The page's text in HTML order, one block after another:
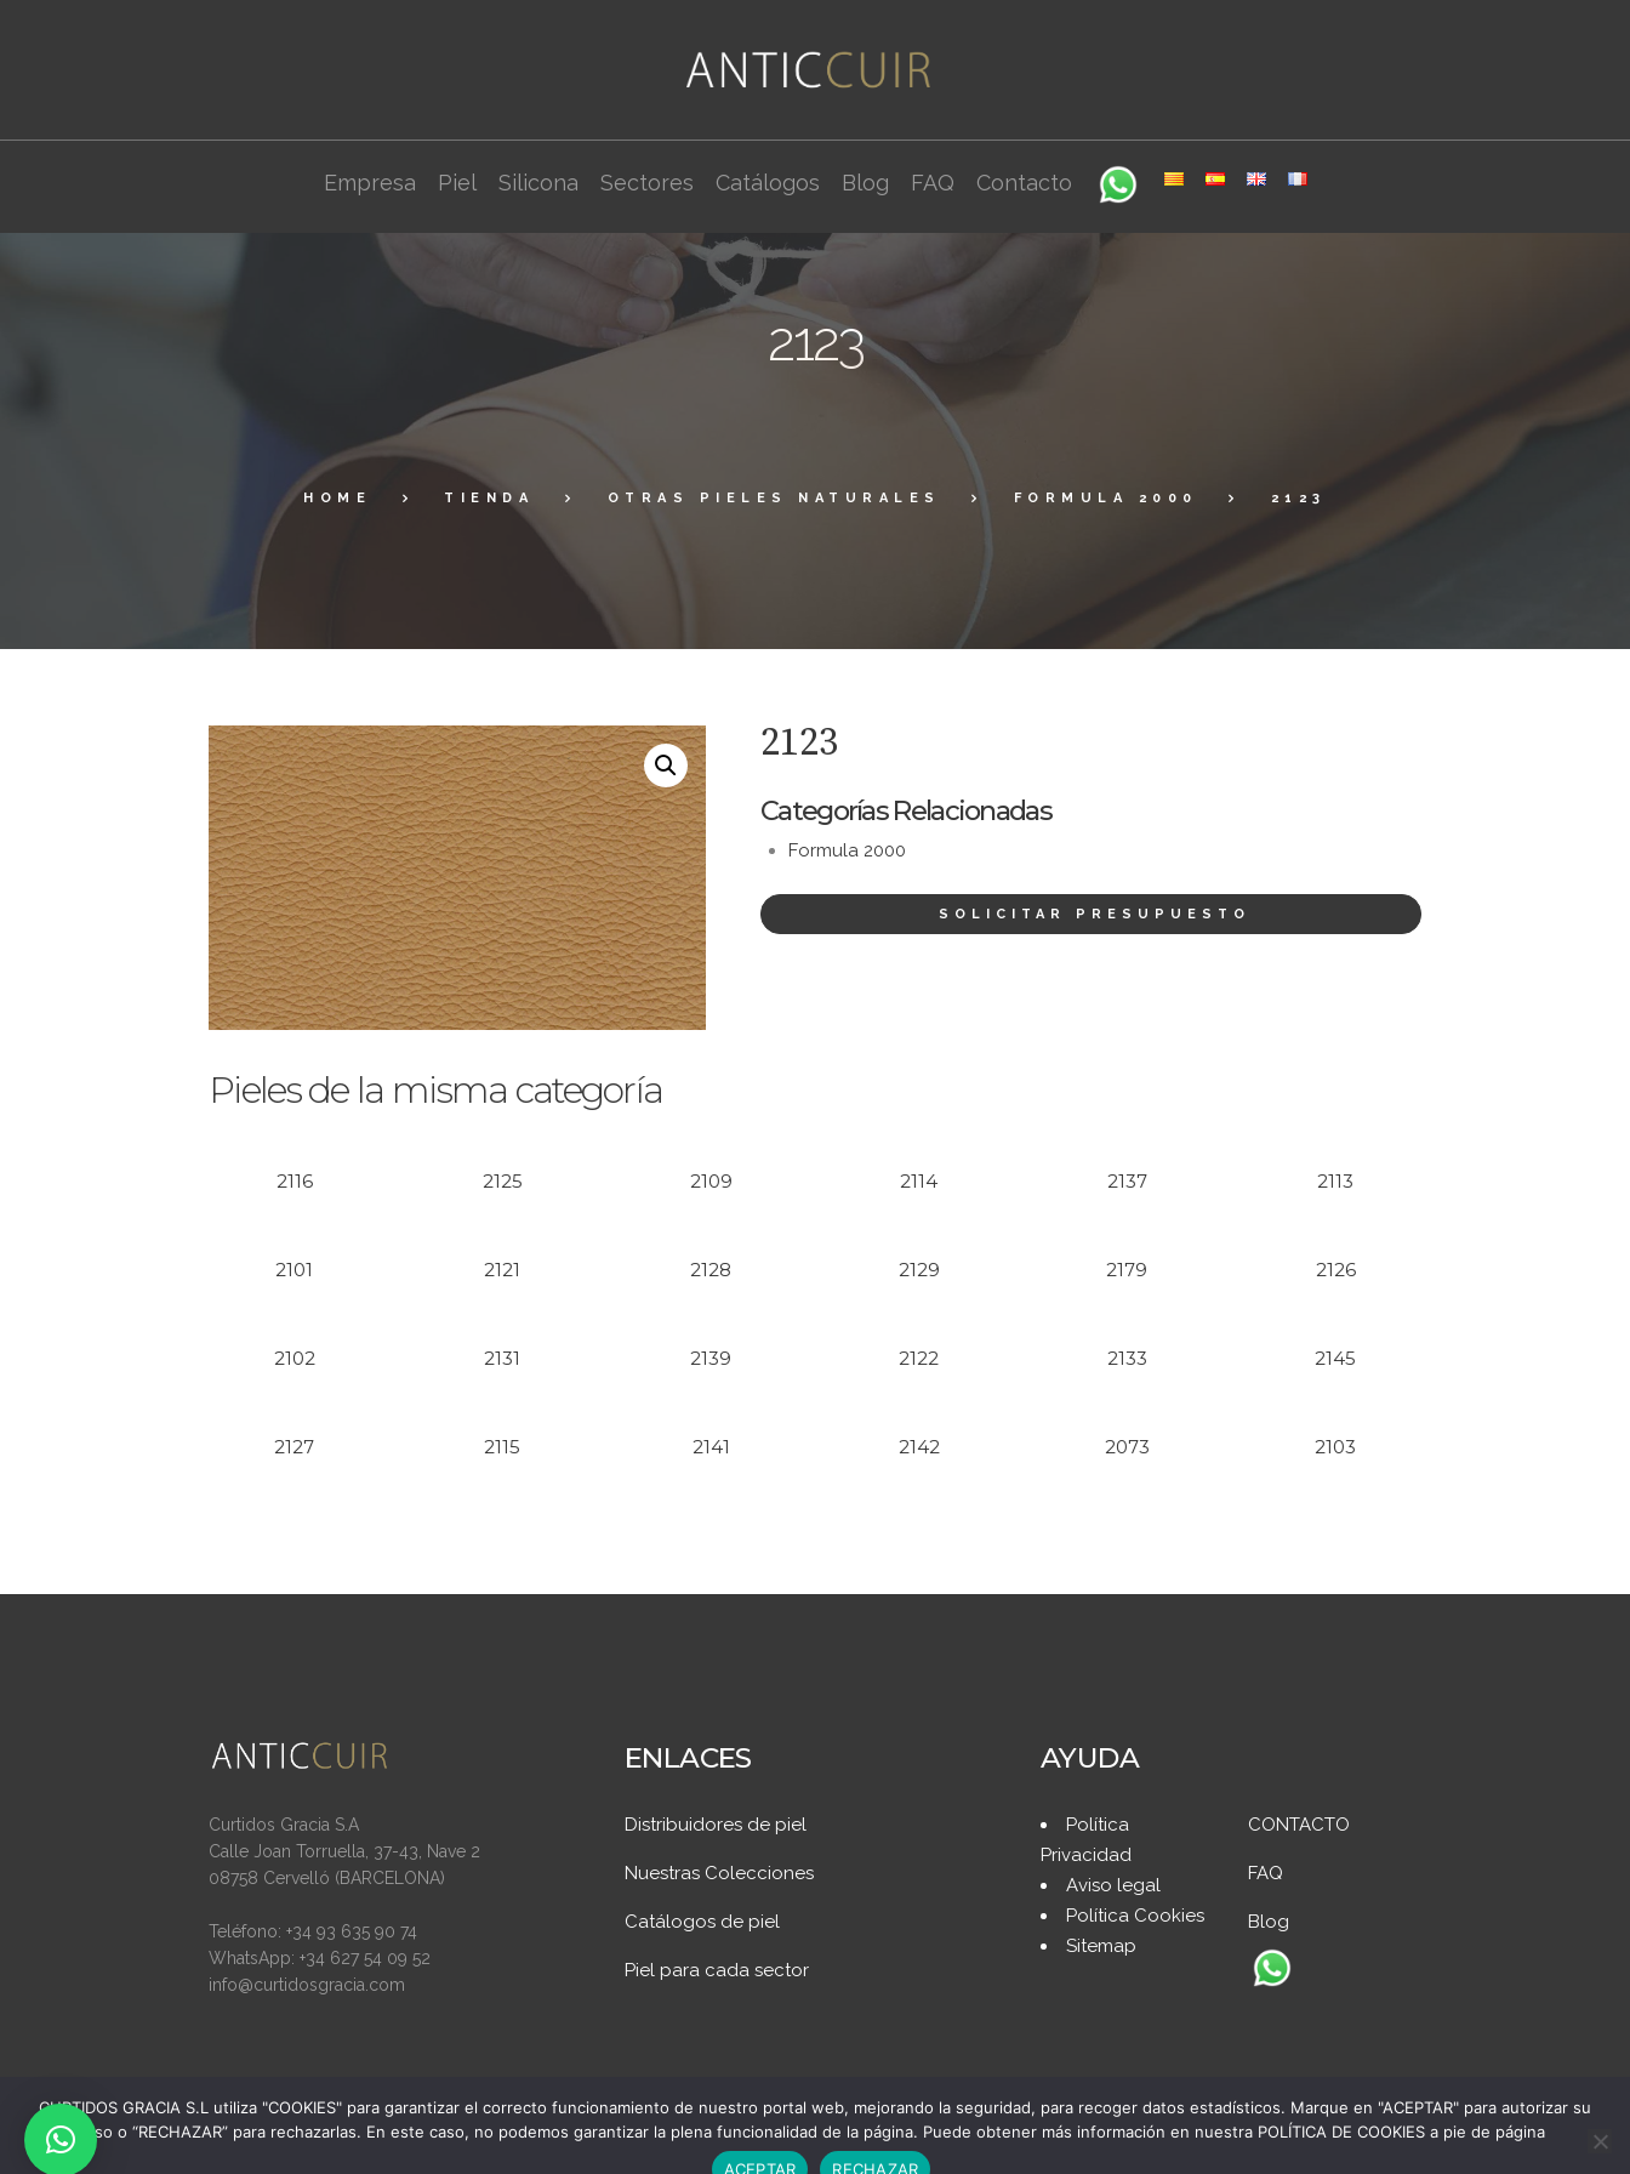
Empresa Piel Silicona Sectores Catálogos Blog FAQ Contacto
2123
HOME TIENDA OTRAS PIELES NATURALES FORMULA 2000 2123
2123
Categorías Relacionadas
Formula 2000
SOLICITAR PRESUPUESTO
Pieles de la misma categoría
2116 2125 2109 2114 2137 2113
2101 2121 2128 2129 2179 2126
2102 2131 2139 2122 2133 2145
2127 2115 2141 2142 2073 2103
Curtidos Gracia S.A
Calle Joan Torruella, 37-43, Nave 2
08758 Cervelló (BARCELONA)
Teléfono: +34 93 635 90 74
WhatsApp: +34 627 54 09 52
info@curtidosgracia.com
ENLACES
Distribuidores de piel
Nuestras Colecciones
Catálogos de piel
Piel para cada sector
AYUDA
Política
Privacidad
Aviso legal
Política Cookies
Sitemap
CONTACTO
FAQ
Blog
CURTIDOS GRACIA S.L utiliza "COOKIES" para garantizar el correcto funcionamiento de nuestro portal web, mejorando la seguridad, para recoger datos estadísticos. Marque en "ACEPTAR" para autorizar su
uso o “RECHAZAR” para rechazarlas. En este caso, no podemos garantizar la plena funcionalidad de la página. Puede obtener más información en nuestra POLÍTICA DE COOKIES a pie de página
ACEPTAR
RECHAZAR